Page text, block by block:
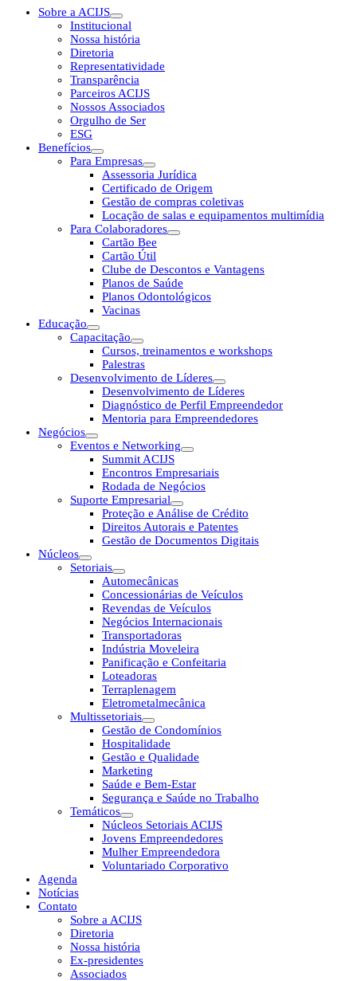
Sobre a ACIJS
Institucional
Nossa história
Diretoria
Representatividade
Transparência
Parceiros ACIJS
Nossos Associados
Orgulho de Ser
ESG
Benefícios
Para Empresas
Assessoria Jurídica
Certificado de Origem
Gestão de compras coletivas
Locação de salas e equipamentos multimídia
Para Colaboradores
Cartão Bee
Cartão Útil
Clube de Descontos e Vantagens
Planos de Saúde
Planos Odontológicos
Vacinas
Educação
Capacitação
Cursos, treinamentos e workshops
Palestras
Desenvolvimento de Líderes
Desenvolvimento de Líderes
Diagnóstico de Perfil Empreendedor
Mentoria para Empreendedores
Negócios
Eventos e Networking
Summit ACIJS
Encontros Empresariais
Rodada de Negócios
Suporte Empresarial
Proteção e Análise de Crédito
Direitos Autorais e Patentes
Gestão de Documentos Digitais
Núcleos
Setoriais
Automecânicas
Concessionárias de Veículos
Revendas de Veículos
Negócios Internacionais
Transportadoras
Indústria Moveleira
Panificação e Confeitaria
Loteadoras
Terraplenagem
Eletrometalmecânica
Multissetoriais
Gestão de Condomínios
Hospitalidade
Gestão e Qualidade
Marketing
Saúde e Bem-Estar
Segurança e Saúde no Trabalho
Temáticos
Núcleos Setoriais ACIJS
Jovens Empreendedores
Mulher Empreendedora
Voluntariado Corporativo
Agenda
Notícias
Contato
Sobre a ACIJS
Diretoria
Nossa história
Ex-presidentes
Associados